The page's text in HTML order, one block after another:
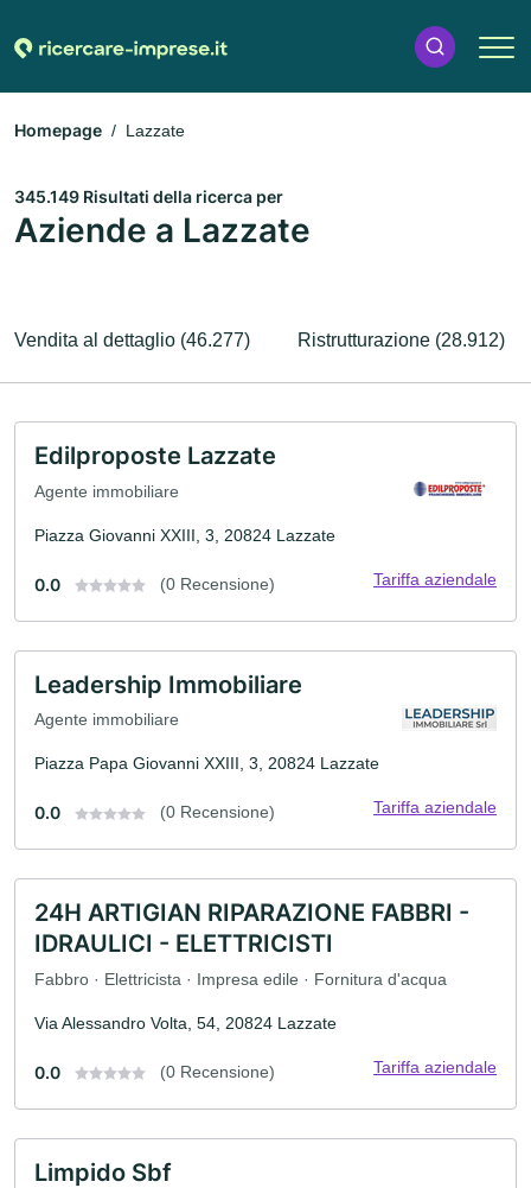
Homepage Lazzate
345.149 Risultati della ricerca per
Aziende a Lazzate
Vendita al dettaglio (46.277) Ristrutturazione (28.912)
Edilproposte Lazzate
Agente immobiliare
Piazza Giovanni XXIII, 3, 20824 Lazzate
0.0 (0 Recensione) Tariffa aziendale
Leadership Immobiliare
Agente immobiliare
Piazza Papa Giovanni XXIII, 3, 20824 Lazzate
0.0 (0 Recensione) Tariffa aziendale
24H ARTIGIAN RIPARAZIONE FABBRI -
IDRAULICI - ELETTRICISTI
Fabbro · Elettricista · Impresa edile · Fornitura d'acqua
Via Alessandro Volta, 54, 20824 Lazzate
0.0 (0 Recensione) Tariffa aziendale
Limpido Sbf